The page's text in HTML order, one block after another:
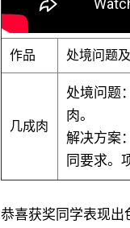
作品 处境问题
几成肉
处境问题：
肉。
解决方案：
同要求。
恭喜获奖同学表现出